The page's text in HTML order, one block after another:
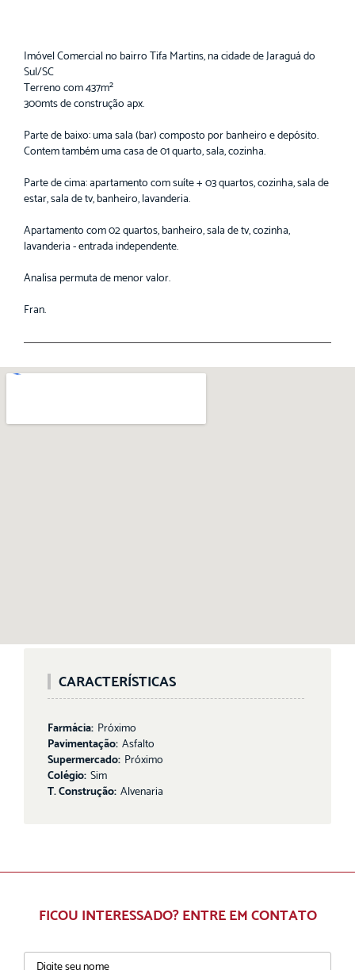
Imóvel Comercial no bairro Tifa Martins, na cidade de Jaraguá do
Sul/SC
Terreno com 437m²
300mts de construção apx.
Parte de baixo: uma sala (bar) composto por banheiro e depósito.
Contem também uma casa de 01 quarto, sala, cozinha.
Parte de cima: apartamento com suíte + 03 quartos, cozinha, sala de
estar, sala de tv, banheiro, lavanderia.
Apartamento com 02 quartos, banheiro, sala de tv, cozinha,
lavanderia - entrada independente.
Analisa permuta de menor valor.
Fran.
CARACTERÍSTICAS
Farmácia: Próximo
Pavimentação: Asfalto
Supermercado: Próximo
Colégio: Sim
T. Construção: Alvenaria
FICOU INTERESSADO? ENTRE EM CONTATO